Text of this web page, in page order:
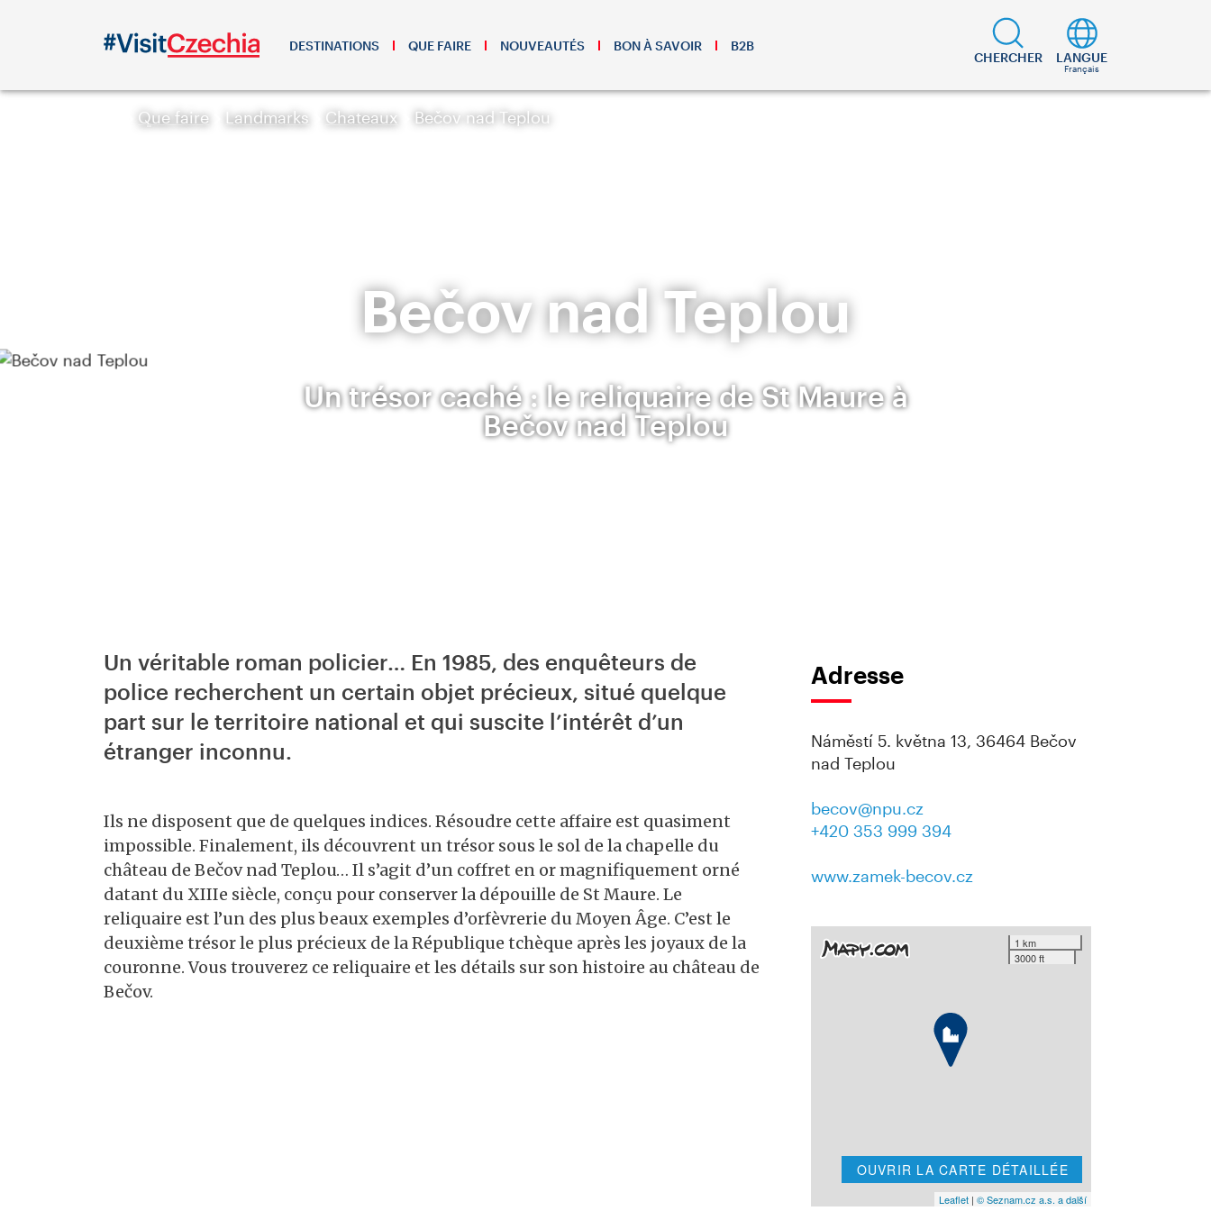
DESTINATIONS QUE FAIRE NOUVEAUTÉS BON À SAVOIR B2B
CHERCHER LANGUE
Français
Que faire Landmarks Chateaux Bečov nad Teplou
Bečov nad Teplou
Un trésor caché : le reliquaire de St Maure à
Bečov nad Teplou
Un véritable roman policier… En 1985, des enquêteurs de
police recherchent un certain objet précieux, situé quelque
part sur le territoire national et qui suscite l’intérêt d’un
étranger inconnu.
Ils ne disposent que de quelques indices. Résoudre cette affaire est quasiment
impossible. Finalement, ils découvrent un trésor sous le sol de la chapelle du
château de Bečov nad Teplou… Il s’agit d’un coffret en or magnifiquement orné
datant du XIIIe siècle, conçu pour conserver la dépouille de St Maure. Le
reliquaire est l’un des plus beaux exemples d’orfèvrerie du Moyen Âge. C’est le
deuxième trésor le plus précieux de la République tchèque après les joyaux de la
couronne. Vous trouverez ce reliquaire et les détails sur son histoire au château de
Bečov.
Adresse
Náměstí 5. května 13, 36464 Bečov
nad Teplou
becov@npu.cz
+420 353 999 394
www.zamek-becov.cz
1 km
3000 ft
OUVRIR LA CARTE DÉTAILLÉE
Leaflet| © Seznam.cz a.s. a další